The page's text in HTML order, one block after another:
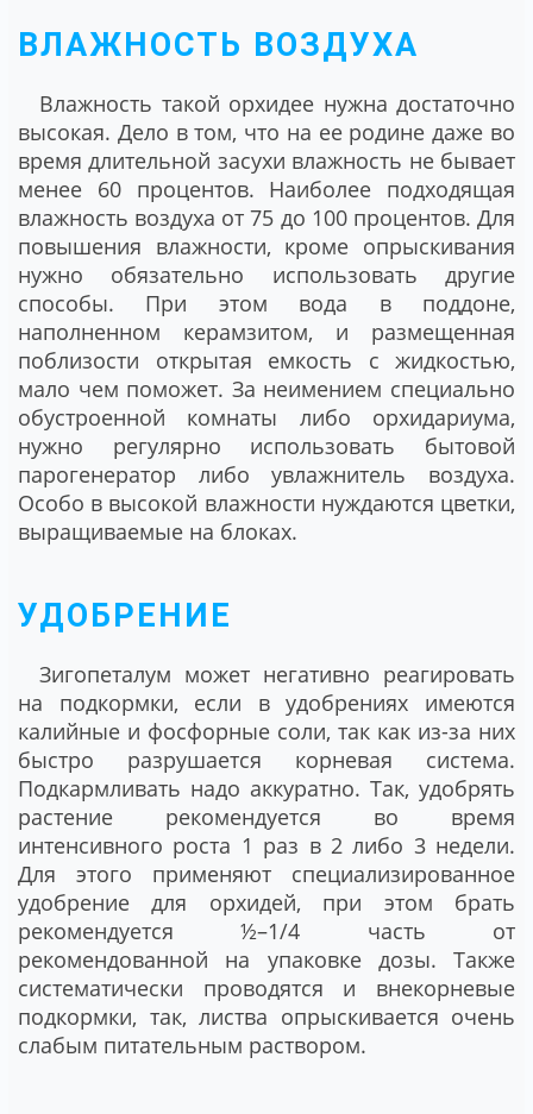
ВЛАЖНОСТЬ ВОЗДУХА
Влажность такой орхидее нужна достаточно
высокая. Дело в том, что на ее родине даже во
время длительной засухи влажность не бывает
менее 60 процентов. Наиболее подходящая
влажность воздуха от 75 до 100 процентов. Для
повышения влажности, кроме опрыскивания
нужно обязательно использовать другие
способы. При этом вода в поддоне,
наполненном керамзитом, и размещенная
поблизости открытая емкость с жидкостью,
мало чем поможет. За неимением специально
обустроенной комнаты либо орхидариума,
нужно регулярно использовать бытовой
парогенератор либо увлажнитель воздуха.
Особо в высокой влажности нуждаются цветки,
выращиваемые на блоках.
УДОБРЕНИЕ
Зигопеталум может негативно реагировать
на подкормки, если в удобрениях имеются
калийные и фосфорные соли, так как из-за них
быстро разрушается корневая система.
Подкармливать надо аккуратно. Так, удобрять
растение рекомендуется во время
интенсивного роста 1 раз в 2 либо 3 недели.
Для этого применяют специализированное
удобрение для орхидей, при этом брать
рекомендуется ½–1/4 часть от
рекомендованной на упаковке дозы. Также
систематически проводятся и внекорневые
подкормки, так, листва опрыскивается очень
слабым питательным раствором.